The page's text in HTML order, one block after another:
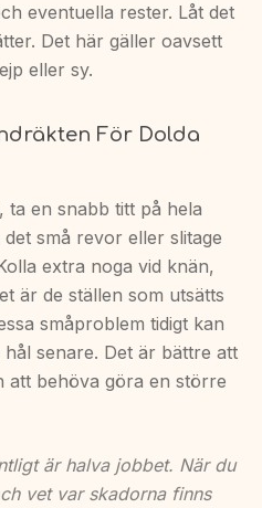
eventuella rester. Låt det
Det här gäller oavsett
eller sy.
För Dolda
ta en snabb titt på hela
små revor eller slitage
extra noga vid knän,
är de ställen som utsätts
småproblem tidigt kan
senare. Det är bättre att
att behöva göra en större
är halva jobbet. När du
vet var skadorna finns